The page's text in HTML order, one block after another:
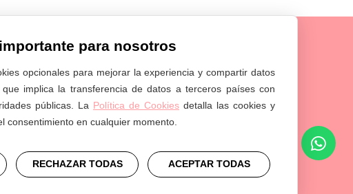
powered byInspiria Dental
para nosotros
opcionales para mejorar la experiencia y compartir datos
implica la transferencia de datos a terceros países con
públicas. La Política de Cookies detalla las cookies y
consentimiento en cualquier momento.
ACEPTAR TODAS
RECHAZAR TODAS